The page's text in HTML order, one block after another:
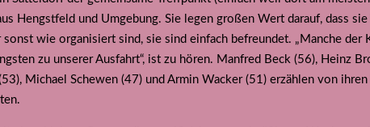
Hengstfeld und Umgebung. Sie legen großen Wert darauf, dass
sonst wie organisiert sind, sie sind einfach befreundet. „Manche der
zu unserer Ausfahrt“, ist zu hören. Manfred Beck (56), Heinz
Michael Schewen (47) und Armin Wacker (51) erzählen von